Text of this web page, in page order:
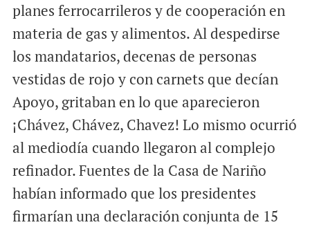
planes ferrocarrileros y de cooperación en
materia de gas y alimentos. Al despedirse
los mandatarios, decenas de personas
vestidas de rojo y con carnets que decían
Apoyo, gritaban en lo que aparecieron
¡Chávez, Chávez, Chavez! Lo mismo ocurrió
al mediodía cuando llegaron al complejo
refinador. Fuentes de la Casa de Nariño
habían informado que los presidentes
firmarían una declaración conjunta de 15